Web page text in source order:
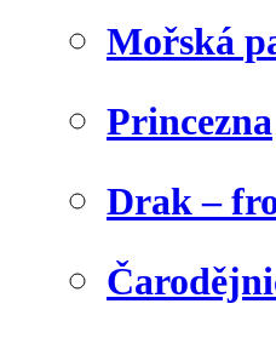
Mořská
Princezna
Drak –